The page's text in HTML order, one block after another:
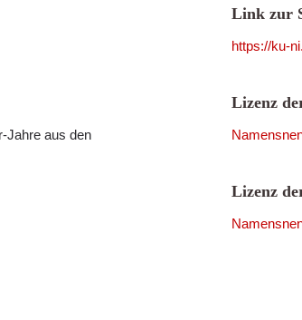
Jahre aus den
Link zur
https://ku-
Lizenz
Lizenz